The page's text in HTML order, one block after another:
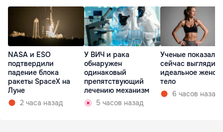
NASA и ESO
подтвердили
падение блока
ракеты SpaceX на
Луне
2 часа назад
У ВИЧ и рака
обнаружен
одинаковый
препятствующий
лечению механизм
5 часов назад
Ученые показали,
сейчас выглядит
идеальное
тело
6 часов назад